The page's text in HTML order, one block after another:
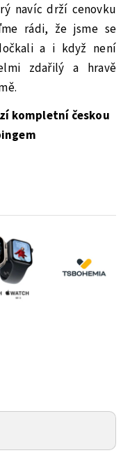
navíc drží cenovku
rádi, že jsme se
a i když není
zdařilý a hravě
kompletní českou